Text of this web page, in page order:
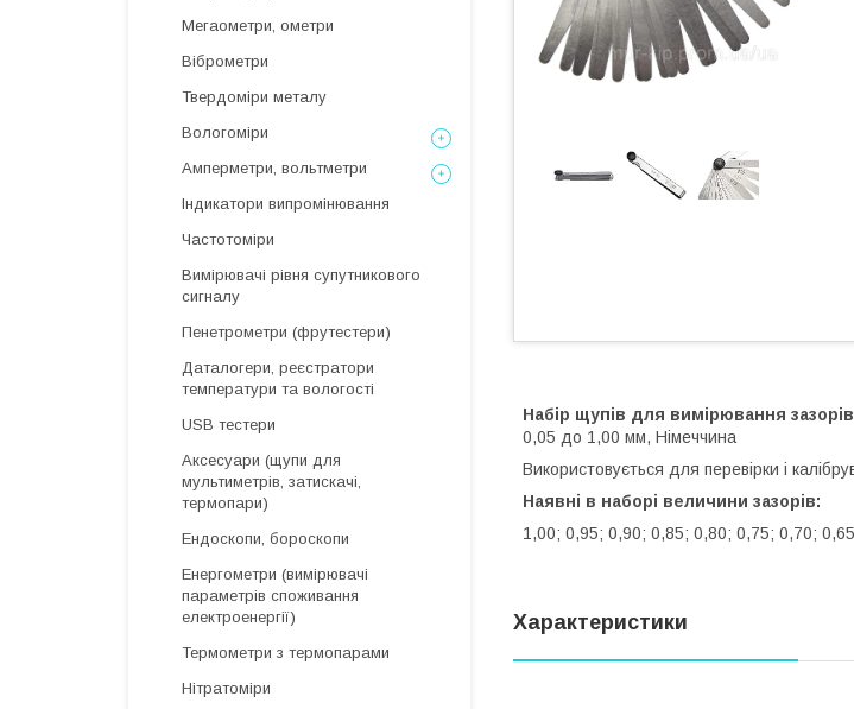
Набір щупів для вимірювання
0,05 до 1,00 мм, Німеччина
Використовується для перевірки і
Наявні в наборі величини зазорів:
1,00; 0,95; 0,90; 0,85; 0,80; 0,75; 0,70;
Характеристики
Мегаометри, ометри
Віброметри
Твердоміри металу
Вологоміри
Амперметри, вольтметри
Індикатори випромінювання
Частотоміри
Вимірювачі рівня супутникового
сигналу
Пенетрометри (фрутестери)
Даталогери, реєстратори
температури та вологості
USB тестери
Аксесуари (щупи для
мультиметрів, затискачі,
термопари)
Ендоскопи, бороскопи
Енергометри (вимірювачі
параметрів споживання
електроенергії)
Термометри з термопарами
Нітратоміри